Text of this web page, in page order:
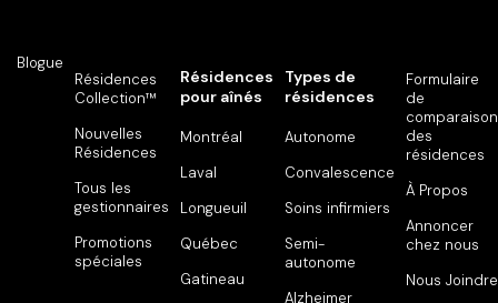
Blogue
Résidences
Collection™
Nouvelles
Résidences
Tous les
gestionnaires
Promotions
spéciales
Résidences
pour aînés
Montréal
Laval
Longueuil
Québec
Gatineau
Types de
résidences
Autonome
Convalescence
Soins infirmiers
Semi-
autonome
Alzheimer
Formulaire
de
comparaison
des
résidences
À Propos
Annoncer
chez nous
Nous Joindre